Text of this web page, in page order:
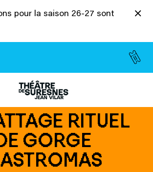
pour la saison 26-27 sont
RITUEL
GORGE